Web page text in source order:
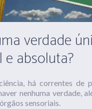
verdade
absoluta?
há correntes de
nenhuma verdade,
sensoriais.